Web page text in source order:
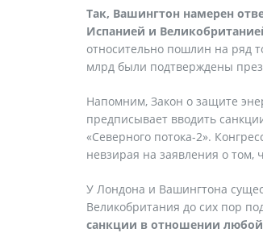
Так, Вашингтон намерен
Испанией и
относительно пошлин на ряд
млрд были подтверждены
Напомним, Закон о защите
предписывает вводить
«Северного потока-2».
невзирая на заявления о том,
У Лондона и Вашингтона
Великобритания до сих пор
санкции в отношении